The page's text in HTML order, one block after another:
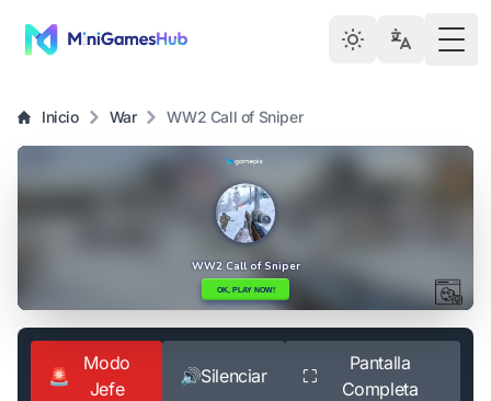
Inicio War WW2 Call of Sniper
🚨
Modo
Jefe
🔊Silenciar ⛶
Pantalla
Completa